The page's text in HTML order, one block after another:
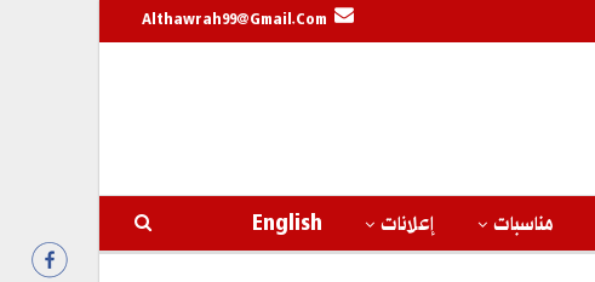
Althawrah99@gmail.com
مناسبات إعلانات English